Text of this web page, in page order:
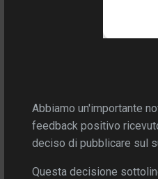
Abbiamo un'importante
feedback positivo
deciso di pubblicare sul
Questa decisione